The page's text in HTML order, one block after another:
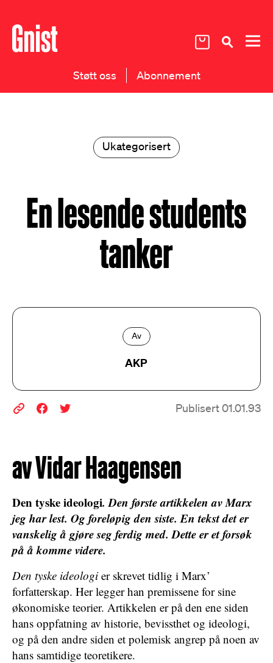
Støtt oss Abonnement
Ukategorisert
En lesende students
tanker
Av
AKP
Publisert 01.01.93
av Vidar Haagensen
Den tyske ideologi. Den første artikkelen av Marx
jeg har lest. Og foreløpig den siste. En tekst det er
vanskelig å gjøre seg ferdig med. Dette er et forsøk
på å komme videre.
Den tyske ideologi er skrevet tidlig i Marx’
forfatterskap. Her legger han premissene for sine
økonomiske teorier. Artikkelen er på den ene siden
hans oppfatning av historie, bevissthet og ideologi,
og på den andre siden et polemisk angrep på noen av
hans samtidige teoretikere.